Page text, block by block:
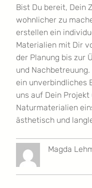
Bist Du bereit, Dein
wohnlicher zu
erstellen ein
Materialien mit Dir
der Planung bis zur
und
ein unverbindliches
uns auf Dein
Naturmaterialien
ästhetisch und
Magda